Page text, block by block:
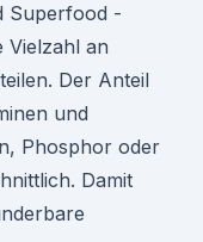
Superfood -
Vielzahl an
Der Anteil
und
Phosphor oder
Damit